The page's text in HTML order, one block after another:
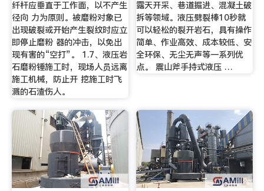
纤杆应垂直于工作面，以不产生
径向 力为原则。被磨粉对象已
出现破裂或开始产生裂纹时应立
即停止磨粉 器的冲击，以免出
现有害的“空打”。 1.7、液压岩
石磨粉锤施工时，现场人员远离
施工机械，防止开 挖施工时飞
溅的石渣伤人。
露天开采、巷道掘进、混凝土破
拆等领域。液压劈裂棒10秒就
可以轻松的裂开岩石，具有操作
简单、作业高效、成本较低、安
全环保、无尘无声等一系列优
点。 震山斧手持式液压 …